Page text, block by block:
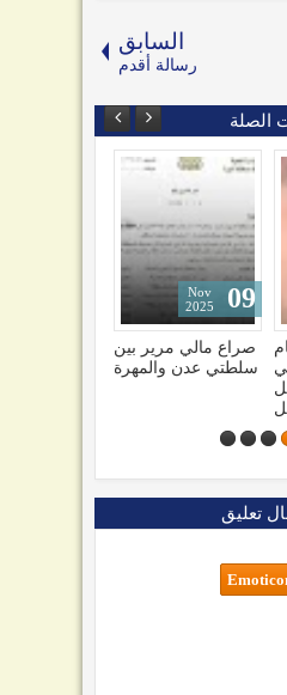
السابق
رسالة أقدم
الصلة
صراع مالي مرير بين
سلطتي عدن والمهرة
09
Nov
أمام
سكنية في
تشعل
التواصل
تعليق